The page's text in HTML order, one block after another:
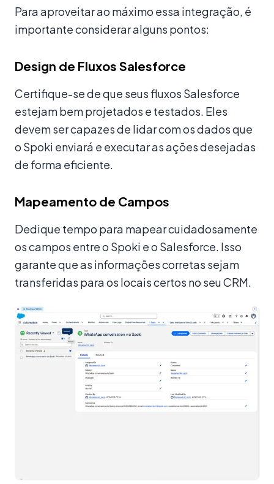
Para aproveitar ao máximo essa integração, é
importante considerar alguns pontos:
Design de Fluxos Salesforce
Certifique-se de que seus fluxos Salesforce
estejam bem projetados e testados. Eles
devem ser capazes de lidar com os dados que
o Spoki enviará e executar as ações desejadas
de forma eficiente.
Mapeamento de Campos
Dedique tempo para mapear cuidadosamente
os campos entre o Spoki e o Salesforce. Isso
garante que as informações corretas sejam
transferidas para os locais certos no seu CRM.